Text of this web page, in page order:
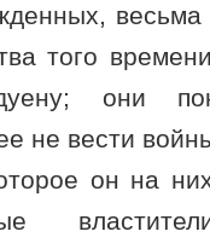
весьма
того
они
не вести
он на